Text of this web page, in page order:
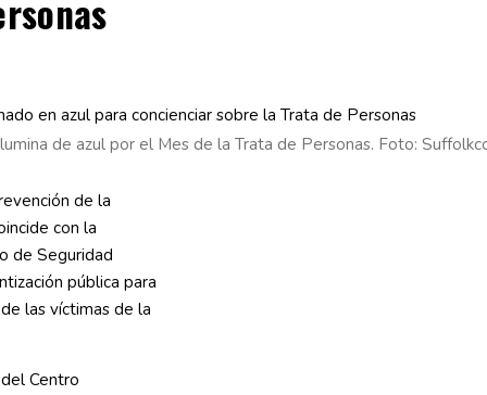
de azul por el Mes de la Trata de Personas. Foto:
de la
con la
de Seguridad
pública para
las víctimas de la
Centro